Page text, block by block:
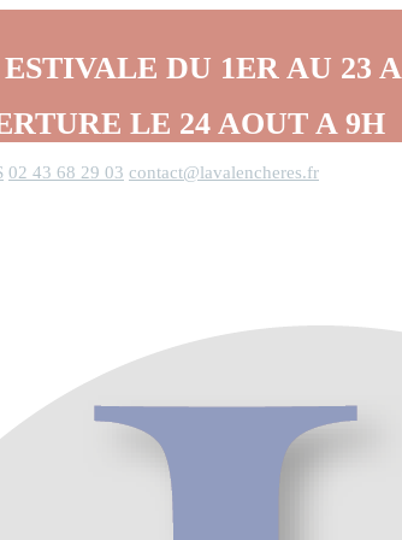
DU 1ER AU 23
LE 24 AOUT A 9H
02 43 68 29 03 contact@lavalencheres.fr